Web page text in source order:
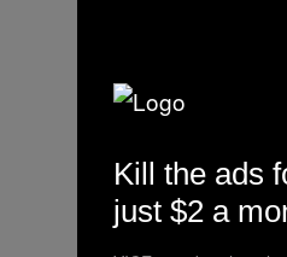
Kill the ads
just $2 a